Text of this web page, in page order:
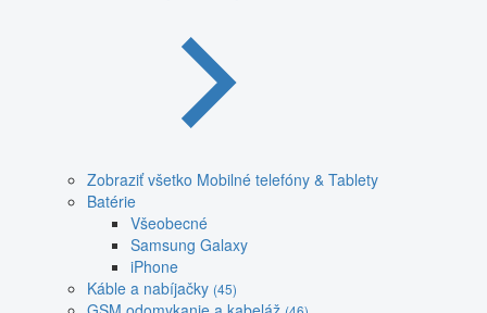
Zobraziť všetko Mobilné telefóny & Tablety
Batérie
Všeobecné
Samsung Galaxy
iPhone
Káble a nabíjačky (45)